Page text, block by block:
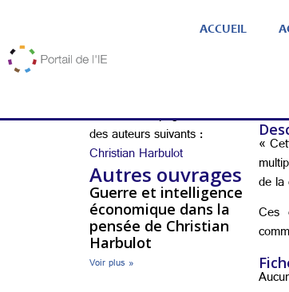
ACCUEIL
Retrouvez la page Portail
des auteurs suivants :
Christian Harbulot
Autres ouvrages
Guerre et intelligence
économique dans la
pensée de Christian
Harbulot
Voir plus »
«
de la
Ces